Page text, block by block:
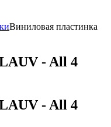
Виниловая пластинка
- All 4
- All 4